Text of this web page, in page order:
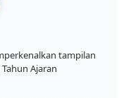
tampilan
Tahun Ajaran